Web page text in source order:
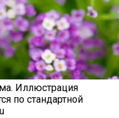
Иллюстрация
по стандартной